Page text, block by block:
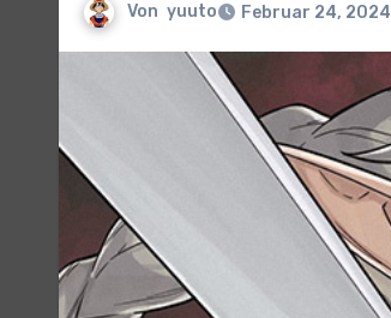
Von yuuto Februar 24, 2024